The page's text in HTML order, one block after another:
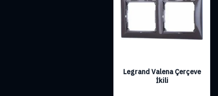
Legrand Valena Çerçeve
İkili